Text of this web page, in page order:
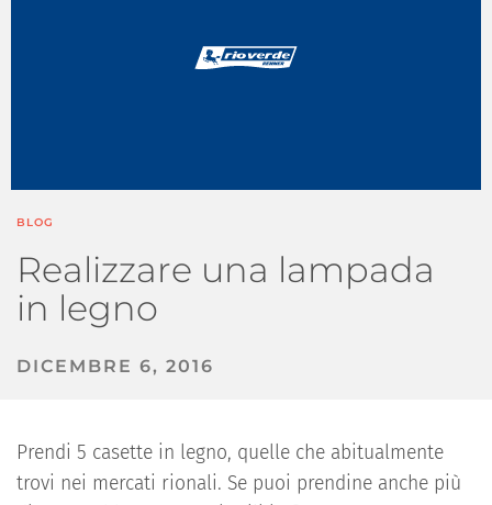
BLOG
Realizzare una lampada
in legno
DICEMBRE 6, 2016
Prendi 5 casette in legno, quelle che abitualmente
trovi nei mercati rionali. Se puoi prendine anche più